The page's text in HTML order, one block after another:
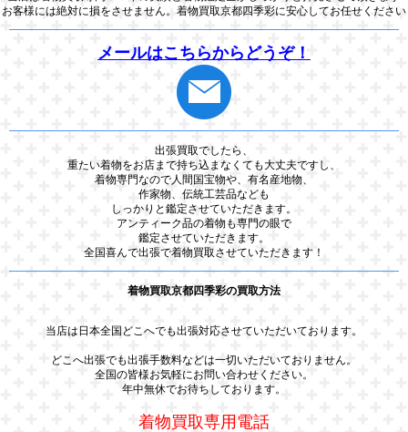
お客様には絶対に損をさせません。着物買取京都四季彩に安心してお任せください
メールはこちらからどうぞ！
出張買取でしたら、
重たい着物をお店まで持ち込まなくても大丈夫ですし、
着物専門なので人間国宝物や、有名産地物、
作家物、伝統工芸品なども
しっかりと鑑定させていただきます。
アンティーク品の着物も専門の眼で
鑑定させていただきます。
全国喜んで出張で着物買取させていただきます！
着物買取京都四季彩の買取方法
当店は日本全国どこへでも出張対応させていただいております。
どこへ出張でも出張手数料などは一切いただいておりません。
全国の皆様お気軽にお問い合わせください。
年中無休でお待ちしております。
着物買取専用電話